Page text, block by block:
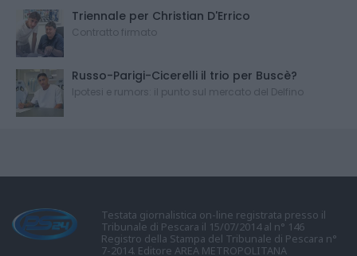
Triennale per Christian D'Errico
Contratto firmato
Russo-Parigi-Cicerelli il trio per Buscè?
Ipotesi e rumors: il punto sul mercato del Delfino
Testata giornalistica on-line registrata presso il
Tribunale di Pescara il 15/07/2014 al n° 146
Registro della Stampa del Tribunale di Pescara n°
7-2014. Editore AREA METROPOLITANA